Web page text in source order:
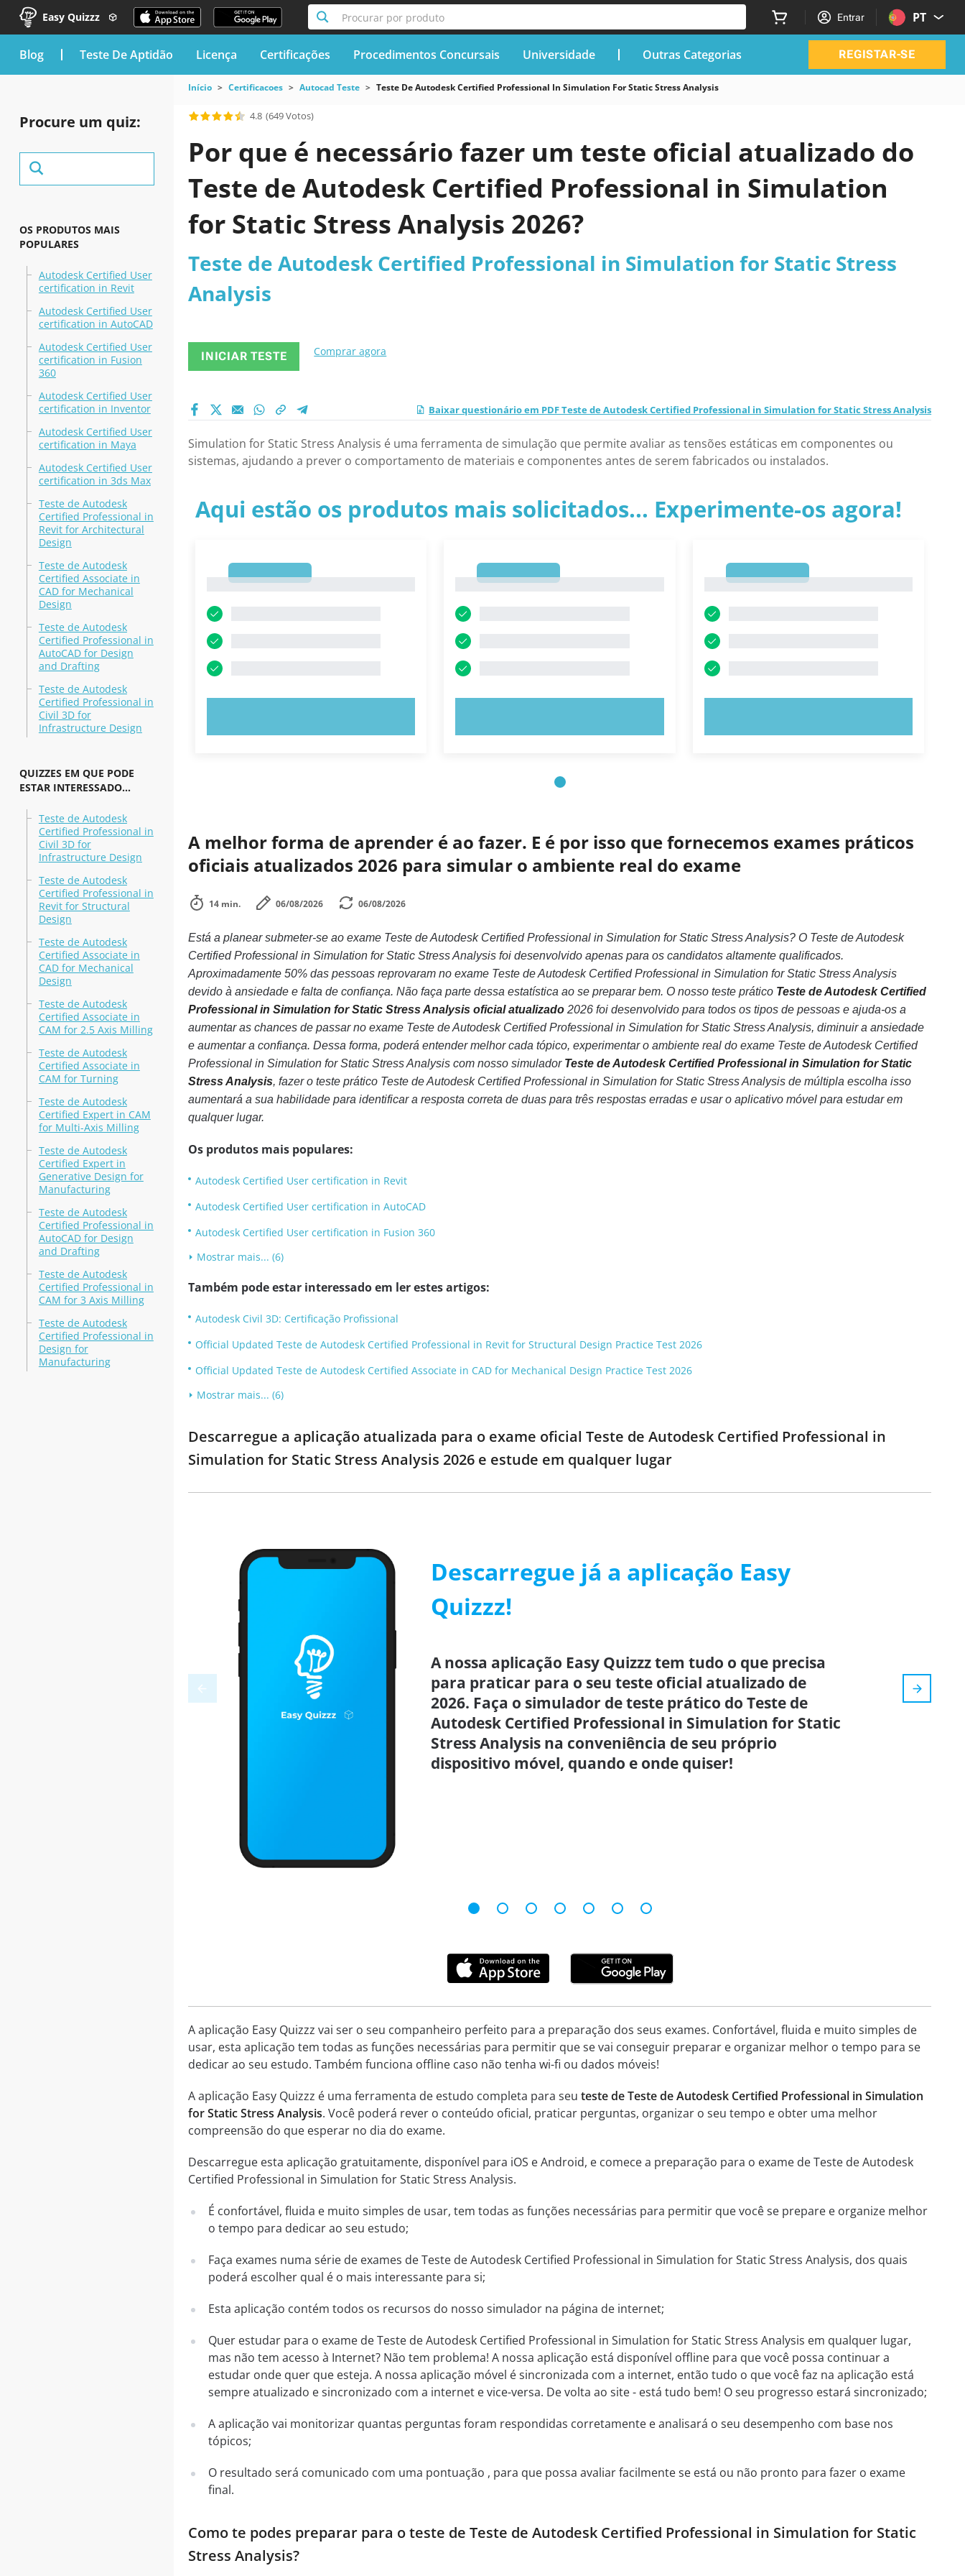
Easy Quizzz Procurar por produto Entrar PT
blog Teste De Aptidão Licença Certificações Procedimentos Concursais Universidade Outras Categorias REGISTAR-SE
Procure um quiz:
OS PRODUTOS MAIS
POPULARES
Autodesk Certified User
certification in Revit
Autodesk Certified User
certification in AutoCAD
Autodesk Certified User
certification in Fusion
360
Autodesk Certified User
certification in Inventor
Autodesk Certified User
certification in Maya
Autodesk Certified User
certification in 3ds Max
Teste de Autodesk
Certified Professional in
Revit for Architectural
Design
Teste de Autodesk
Certified Associate in
CAD for Mechanical
Design
Teste de Autodesk
Certified Professional in
AutoCAD for Design
and Drafting
Teste de Autodesk
Certified Professional in
Civil 3D for
Infrastructure Design
QUIZZES EM QUE PODE
ESTAR INTERESSADO...
Teste de Autodesk
Certified Professional in
Civil 3D for
Infrastructure Design
Teste de Autodesk
Certified Professional in
Revit for Structural
Design
Teste de Autodesk
Certified Associate in
CAD for Mechanical
Design
Teste de Autodesk
Certified Associate in
CAM for 2.5 Axis Milling
Teste de Autodesk
Certified Associate in
CAM for Turning
Teste de Autodesk
Certified Expert in CAM
for Multi-Axis Milling
Teste de Autodesk
Certified Expert in
Generative Design for
Manufacturing
Teste de Autodesk
Certified Professional in
AutoCAD for Design
and Drafting
Teste de Autodesk
Certified Professional in
CAM for 3 Axis Milling
Teste de Autodesk
Certified Professional in
Design for
Manufacturing
Início Certificacoes Autocad Teste Teste De Autodesk Certified Professional In Simulation For Static Stress Analysis
4.8 (649 Votos)
Por que é necessário fazer um teste oficial atualizado do
Teste de Autodesk Certified Professional in Simulation
for Static Stress Analysis 2026?
Teste de Autodesk Certified Professional in Simulation for Static Stress
Analysis
INICIAR TESTE Comprar agora
Baixar questionário em PDF Teste de Autodesk Certified Professional in Simulation for Static Stress Analysis
Simulation for Static Stress Analysis é uma ferramenta de simulação que permite avaliar as tensões estáticas em componentes ou
sistemas, ajudando a prever o comportamento de materiais e componentes antes de serem fabricados ou instalados.
Aqui estão os produtos mais solicitados... Experimente-os agora!
A melhor forma de aprender é ao fazer. E é por isso que fornecemos exames práticos
oficiais atualizados 2026 para simular o ambiente real do exame
14 min. 06/08/2026 06/08/2026
Está a planear submeter-se ao exame Teste de Autodesk Certified Professional in Simulation for Static Stress Analysis? O Teste de Autodesk
Certified Professional in Simulation for Static Stress Analysis foi desenvolvido apenas para os candidatos altamente qualificados.
Aproximadamente 50% das pessoas reprovaram no exame Teste de Autodesk Certified Professional in Simulation for Static Stress Analysis
devido à ansiedade e falta de confiança. Não faça parte dessa estatística ao se preparar bem. O nosso teste prático Teste de Autodesk Certified
Professional in Simulation for Static Stress Analysis oficial atualizado2026 foi desenvolvido para todos os tipos de pessoas e ajuda-os a
aumentar as chances de passar no exame Teste de Autodesk Certified Professional in Simulation for Static Stress Analysis, diminuir a ansiedade
e aumentar a confiança. Dessa forma, poderá entender melhor cada tópico, experimentar o ambiente real do exame Teste de Autodesk Certified
Professional in Simulation for Static Stress Analysis com nosso simulador Teste de Autodesk Certified Professional in Simulation for Static
Stress Analysis, fazer o teste prático Teste de Autodesk Certified Professional in Simulation for Static Stress Analysis de múltipla escolha isso
aumentará a sua habilidade para identificar a resposta correta de duas para três respostas erradas e usar o aplicativo móvel para estudar em
qualquer lugar.
Os produtos mais populares:
Autodesk Certified User certification in Revit
Autodesk Certified User certification in AutoCAD
Autodesk Certified User certification in Fusion 360
Mostrar mais... (6)
Também pode estar interessado em ler estes artigos:
Autodesk Civil 3D: Certificação Profissional
Official Updated Teste de Autodesk Certified Professional in Revit for Structural Design Practice Test 2026
Official Updated Teste de Autodesk Certified Associate in CAD for Mechanical Design Practice Test 2026
Mostrar mais... (6)
Descarregue a aplicação atualizada para o exame oficial Teste de Autodesk Certified Professional in
Simulation for Static Stress Analysis 2026 e estude em qualquer lugar
Descarregue já a aplicação Easy
Quizzz!
A nossa aplicação Easy Quizzz tem tudo o que precisa
para praticar para o seu teste oficial atualizado de
2026. Faça o simulador de teste prático do Teste de
Autodesk Certified Professional in Simulation for Static
Stress Analysis na conveniência de seu próprio
dispositivo móvel, quando e onde quiser!
A aplicação Easy Quizzz vai ser o seu companheiro perfeito para a preparação dos seus exames. Confortável, fluida e muito simples de
usar, esta aplicação tem todas as funções necessárias para permitir que se vai conseguir preparar e organizar melhor o tempo para se
dedicar ao seu estudo. Também funciona offline caso não tenha wi-fi ou dados móveis!
A aplicação Easy Quizzz é uma ferramenta de estudo completa para seu teste de Teste de Autodesk Certified Professional in Simulation
for Static Stress Analysis. Você poderá rever o conteúdo oficial, praticar perguntas, organizar o seu tempo e obter uma melhor
compreensão do que esperar no dia do exame.
Descarregue esta aplicação gratuitamente, disponível para iOS e Android, e comece a preparação para o exame de Teste de Autodesk
Certified Professional in Simulation for Static Stress Analysis.
É confortável, fluida e muito simples de usar, tem todas as funções necessárias para permitir que você se prepare e organize melhor
o tempo para dedicar ao seu estudo;
Faça exames numa série de exames de Teste de Autodesk Certified Professional in Simulation for Static Stress Analysis, dos quais
poderá escolher qual é o mais interessante para si;
Esta aplicação contém todos os recursos do nosso simulador na página de internet;
Quer estudar para o exame de Teste de Autodesk Certified Professional in Simulation for Static Stress Analysis em qualquer lugar,
mas não tem acesso à Internet? Não tem problema! A nossa aplicação está disponível offline para que você possa continuar a
estudar onde quer que esteja. A nossa aplicação móvel é sincronizada com a internet, então tudo o que você faz na aplicação está
sempre atualizado e sincronizado com a internet e vice-versa. De volta ao site - está tudo bem! O seu progresso estará sincronizado;
A aplicação vai monitorizar quantas perguntas foram respondidas corretamente e analisará o seu desempenho com base nos
tópicos;
O resultado será comunicado com uma pontuação , para que possa avaliar facilmente se está ou não pronto para fazer o exame
final.
Como te podes preparar para o teste de Teste de Autodesk Certified Professional in Simulation for Static
Stress Analysis?